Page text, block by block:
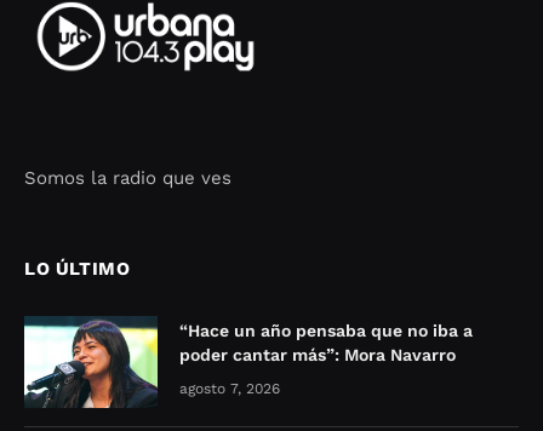
Somos la radio que ves
LO ÚLTIMO
“Hace un año pensaba que no iba a
poder cantar más”: Mora Navarro
agosto 7, 2026